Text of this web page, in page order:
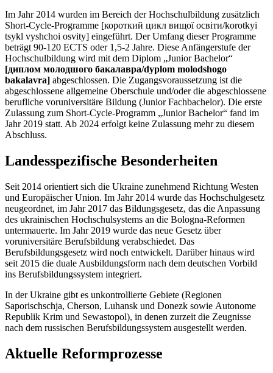
Im Jahr 2014 wurden im Bereich der Hochschulbildung zusätzlich
Short-Cycle-Programme [короткий цикл вищої освіти/korotkyi
tsykl vyshchoi osvity] eingeführt. Der Umfang dieser Programme
beträgt 90-120 ECTS oder 1,5-2 Jahre. Diese Anfängerstufe der
Hochschulbildung wird mit dem Diplom „Junior Bachelor“
[диплом молодшого бакалавра/dyplom molodshogo
bakalavra] abgeschlossen. Die Zugangsvoraussetzung ist die
abgeschlossene allgemeine Oberschule und/oder die abgeschlossene
berufliche voruniversitäre Bildung (Junior Fachbachelor). Die erste
Zulassung zum Short-Cycle-Programm „Junior Bachelor“ fand im
Jahr 2019 statt. Ab 2024 erfolgt keine Zulassung mehr zu diesem
Abschluss.
Landesspezifische Besonderheiten
Seit 2014 orientiert sich die Ukraine zunehmend Richtung Westen
und Europäischer Union. Im Jahr 2014 wurde das Hochschulgesetz
neugeordnet, im Jahr 2017 das Bildungsgesetz, das die Anpassung
des ukrainischen Hochschulsystems an die Bologna-Reformen
untermauerte. Im Jahr 2019 wurde das neue Gesetz über
voruniversitäre Berufsbildung verabschiedet. Das
Berufsbildungsgesetz wird noch entwickelt. Darüber hinaus wird
seit 2015 die duale Ausbildungsform nach dem deutschen Vorbild
ins Berufsbildungssystem integriert.
In der Ukraine gibt es unkontrollierte Gebiete (Regionen
Saporischschja, Cherson, Luhansk und Donezk sowie Autonome
Republik Krim und Sewastopol), in denen zurzeit die Zeugnisse
nach dem russischen Berufsbildungssystem ausgestellt werden.
Aktuelle Reformprozesse